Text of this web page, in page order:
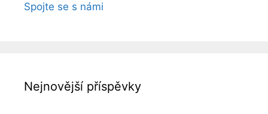
Spojte se s námi
Nejnovější příspěvky